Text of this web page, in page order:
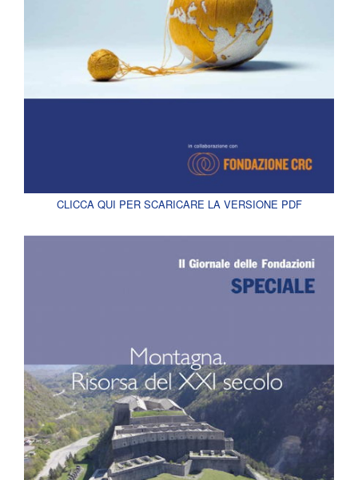
CLICCA QUI PER SCARICARE LA VERSIONE PDF